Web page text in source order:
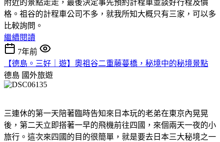
附近的景點走走，最後決定事先預約計程車並談好行程及價
格。祖谷的計程車公司不多，就我所知大概只有三家，可以多
比較詢問。
繼續閱讀
7年前
【德島。三好｜遊】奧祖谷二重藤蔓橋，秘境中的秘境景點
德島 國外旅遊
三連休的第一天陪著臨時告知來日本玩的老弟在東京內晃晃
後，第二天立即搭著一早的飛機前往四國，來個兩天一夜的小
旅行。這次來四國的目的很簡單，就是要去日本三大秘境之一